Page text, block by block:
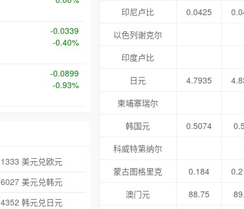
-0.0339
-0.40%
-0.0899
-0.93%
1333 美元兑欧元
6027 美元兑韩元
4352 韩元兑日元
印尼卢比
0.0425
以色列谢克尔
印度卢比
日元
4.7935
柬埔寨瑞尔
韩国元
0.5074
科威特第纳尔
蒙古图格里克
0.184
澳门元
88.75